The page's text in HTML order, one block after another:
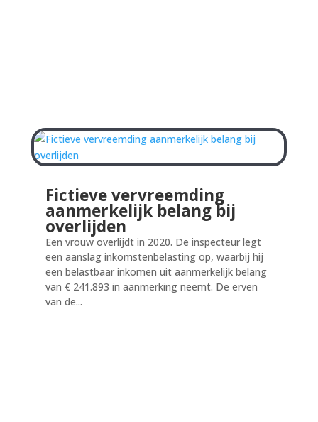
Fictieve vervreemding
aanmerkelijk belang bij
overlijden
Een vrouw overlijdt in 2020. De inspecteur legt
een aanslag inkomstenbelasting op, waarbij hij
een belastbaar inkomen uit aanmerkelijk belang
van € 241.893 in aanmerking neemt. De erven
van de...